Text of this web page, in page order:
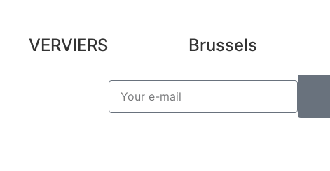
VERVIERS Brussels